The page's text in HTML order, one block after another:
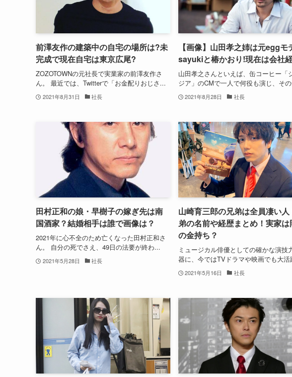
前澤友作の建築中の自宅の場所は?未
完成で現在自宅は東京広尾?
ZOZOTOWNの元社長で実業家の前澤友作さ
ん。 最近では、Twitterで「お金配りおじさ...
2021年8月31日 社長
【画像】山田孝之姉は元eggモ
sayukiと椿かおり!現在は会社
山田孝之さんといえば、缶コーヒー「
ジア」のCMで一人で何役も演じ、そ
2021年8月28日 社長
田村正和の娘・早樹子の嫁ぎ先は南
国酒家？結婚相手は誰で画像は？
2021年に心不全のため亡くなった田村正和さ
ん。 自分の死でさえ、49日の法要が終わ...
2021年5月28日 社長
山崎育三郎の兄弟は全員凄い人
弟の名前や経歴まとめ！実家は
の金持ち？
ミュージカル俳優としての確かな演技
器に、今ではTVドラマや映画でも大活
2021年5月16日 社長